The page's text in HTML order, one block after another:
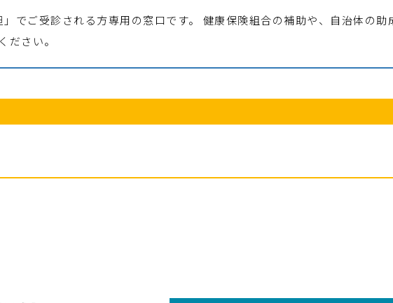
でご受診される方専用の窓口です。 健康保険組合の補助や、自治体の助
さい。